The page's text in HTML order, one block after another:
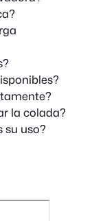
la colada?
su uso?